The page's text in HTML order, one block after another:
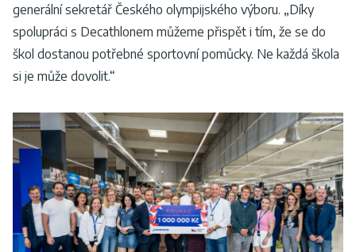
generální sekretář Českého olympijského výboru. „Díky
spolupráci s Decathlonem můžeme přispět i tím, že se do
škol dostanou potřebné sportovní pomůcky. Ne každá škola
si je může dovolit.“